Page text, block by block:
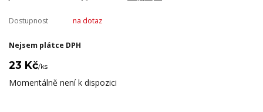
Dostupnost na dotaz
Nejsem plátce DPH
23 Kč/ks
Momentálně není k dispozici